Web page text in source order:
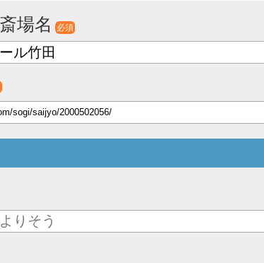
場名 必須